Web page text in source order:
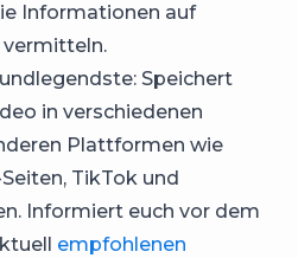
Informationen auf
vermitteln.
Speichert
in verschiedenen
Plattformen wie
TikTok und
Informiert euch vor dem
empfohlenen